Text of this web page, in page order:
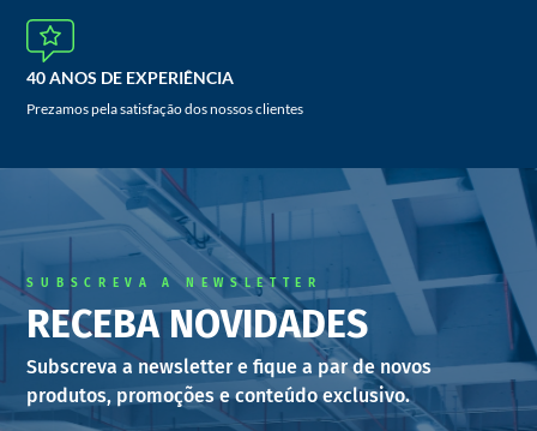
40 ANOS DE EXPERIÊNCIA
Prezamos pela satisfação dos nossos clientes
SUBSCREVA A NEWSLETTER
RECEBA NOVIDADES
Subscreva a newsletter e fique a par de novos
produtos, promoções e conteúdo exclusivo.